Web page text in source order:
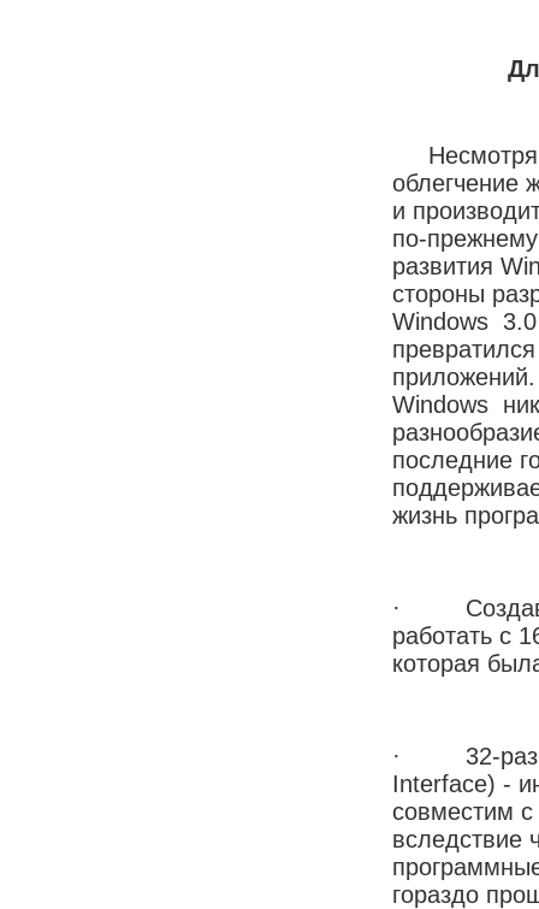
Несмотря
облегчение
и
по-
развития
стороны
Windows 3.0
Windows
последние
жизнь
·
работать с
которая
· 32-
Interface) -
совместим
вследствие
гораздо